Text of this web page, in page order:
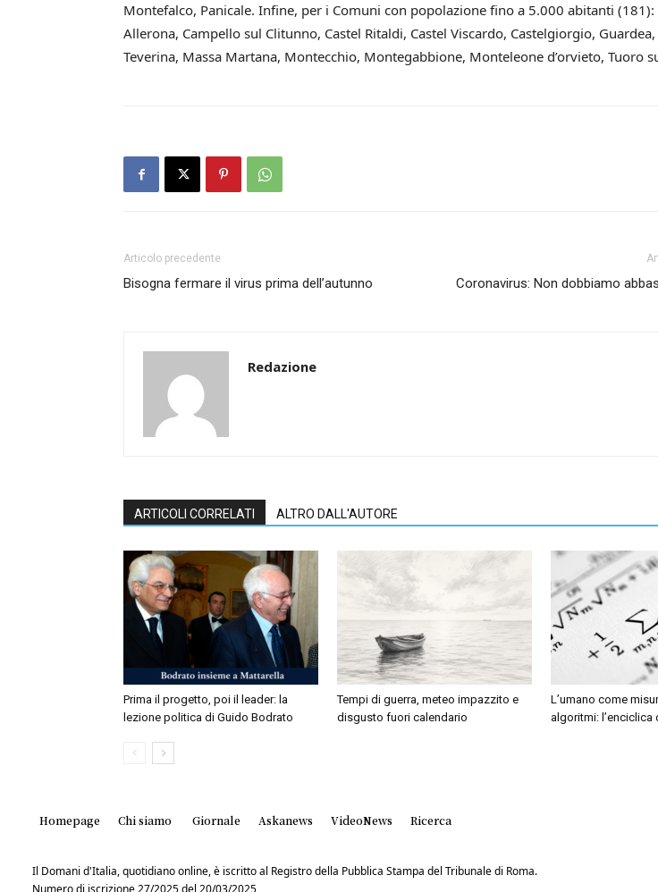
Montefalco, Panicale. Infine, per i Comuni con popolazione fino a 5.000 abitanti (181):
Allerona, Campello sul Clitunno, Castel Ritaldi, Castel Viscardo, Castelgiorgio,
Teverina, Massa Martana, Montecchio, Montegabbione, Monteleone d’orvieto, Tuoro
Articolo precedente
Bisogna fermare il virus prima dell’autunno Coronavirus: Non dobbiamo
Redazione
ARTICOLI CORRELATI ALTRO DALL'AUTORE
Prima il progetto, poi il leader: la
lezione politica di Guido Bodrato
Tempi di guerra, meteo impazzito e
disgusto fuori calendario
L’umano come
algoritmi: l’enciclica
Homepage Chi siamo Giornale Askanews VideoNews Ricerca
Il Domani d'Italia, quotidiano online, è iscritto al Registro della Pubblica Stampa del Tribunale di Roma.